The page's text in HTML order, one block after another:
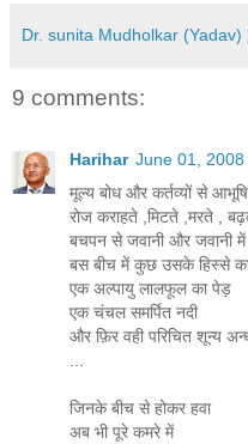
Dr. sunita Mudholkar (Yadav)
9 comments:
Harihar June 01, 2008
मूल्य बोध और कर्तव्यों से
रोज कराहते ,मिटते ,मरते ,
बचपन से जवानी और जवानी में
बस बीच में कुछ उसके हिस्से
एक अल्पायु लालफूल का पेड़
एक चंचल समर्पित नदी
और फ़िर वही परिचित शून्य
जिनके बीच से होकर हवा
अब भी पूरे कमरे में